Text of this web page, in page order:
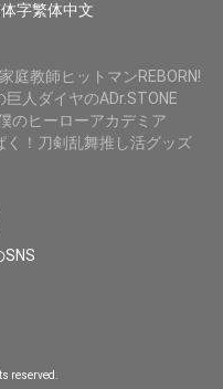
字繁体中文
庭教師ヒットマンREBORN!
巨人 ダイヤのADr.STONE
のヒーローアカデミア
く！刀剣乱舞推し活グッズ
SNS
reserved.